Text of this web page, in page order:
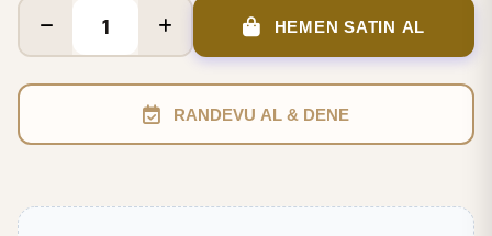
HEMEN SATIN AL
RANDEVU AL & DENE